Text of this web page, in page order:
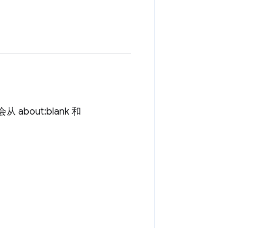
从 about:blank 和